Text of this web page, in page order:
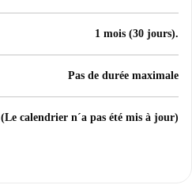
1 mois (30 jours).
Pas de durée maximale
(Le calendrier n´a pas été mis à jour)